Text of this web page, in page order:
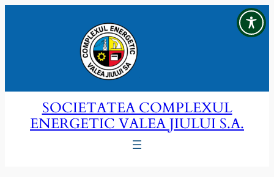
SOCIETATEA COMPLEXUL
ENERGETIC VALEA JIULUI S.A.